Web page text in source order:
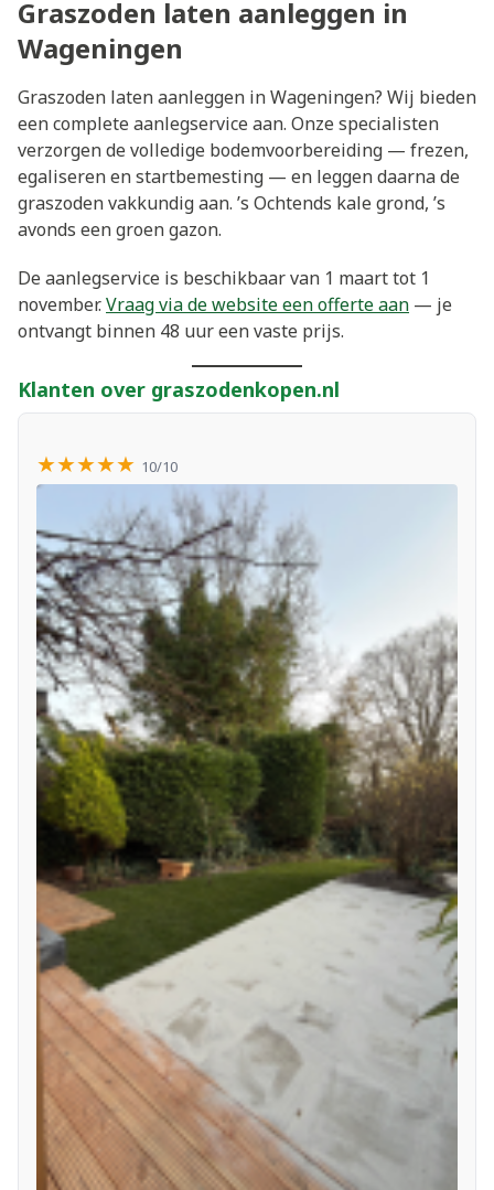
Graszoden laten aanleggen in
Wageningen
Graszoden laten aanleggen in Wageningen? Wij bieden
een complete aanlegservice aan. Onze specialisten
verzorgen de volledige bodemvoorbereiding — frezen,
egaliseren en startbemesting — en leggen daarna de
graszoden vakkundig aan. ’s Ochtends kale grond, ’s
avonds een groen gazon.
De aanlegservice is beschikbaar van 1 maart tot 1
november.Vraag via de website een offerte aan — je
ontvangt binnen 48 uur een vaste prijs.
Klanten over graszodenkopen.nl
★★★★★ 10/10